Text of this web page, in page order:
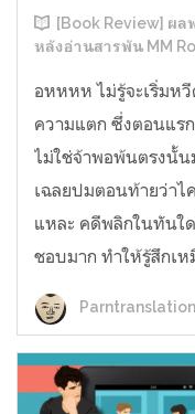
[Book Review] ผ
หลังอ่านสารพัน MM
อหหหห ไม่รู้จะเริ่มห
ความแตก ซึ่งตอนแร
ไม่ใช่จ้าพอพ้นตรงนั้น
เฉลยปมตอนท้ายว่าไ
แหละ คดีพลิกในทันใ
ชอบมาก ทำให้รู้สึกเ